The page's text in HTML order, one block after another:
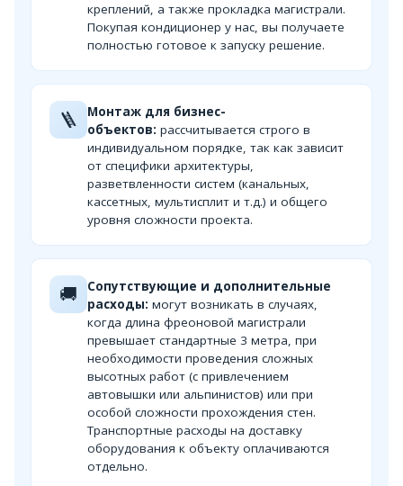
креплений, а также прокладка магистрали.
Покупая кондиционер у нас, вы получаете
полностью готовое к запуску решение.
🪜
Монтаж для бизнес-
объектов: рассчитывается строго в
индивидуальном порядке, так как зависит
от специфики архитектуры,
разветвленности систем (канальных,
кассетных, мультисплит и т.д.) и общего
уровня сложности проекта.
🚚
Сопутствующие и дополнительные
расходы: могут возникать в случаях,
когда длина фреоновой магистрали
превышает стандартные 3 метра, при
необходимости проведения сложных
высотных работ (с привлечением
автовышки или альпинистов) или при
особой сложности прохождения стен.
Транспортные расходы на доставку
оборудования к объекту оплачиваются
отдельно.